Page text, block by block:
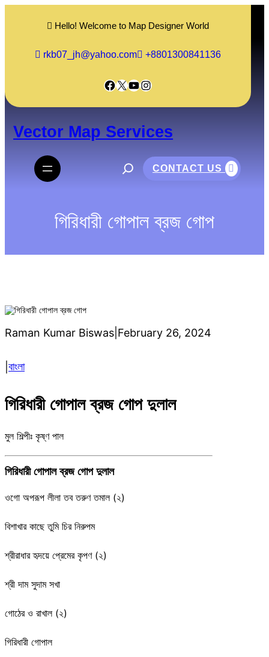
Hello! Welcome to Map Designer World
rkb07_jh@yahoo.com +8801300841136
Facebook
X YouTube
Instagram
Vector Map Services
CONTACT US
গিরিধারী গোপাল ব্রজ গোপ
Raman Kumar Biswas February 26, 2024
বাংলা
গিরিধারী গোপাল ব্রজ গোপ দুলাল
মুল শিল্পীঃ কৃষ্ণ পাল
গিরিধারী গোপাল ব্রজ গোপ দুলাল
ওগো অপরূপ লীলা তব তরুণ তমাল (২)
বিশাখার কাছে তুমি চির নিরুপম
শ্রীরাধার হৃদয়ে প্রেমের কৃপণ (২)
শ্রী দাম সুদাম সখা
গোঠের ও রাখাল (২)
গিরিধারী গোপাল